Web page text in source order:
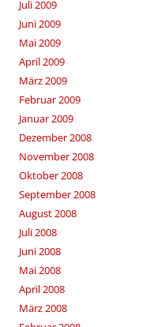
Juli 2009
Juni 2009
Mai 2009
April 2009
März 2009
Februar 2009
Januar 2009
Dezember 2008
November 2008
Oktober 2008
September 2008
August 2008
Juli 2008
Juni 2008
Mai 2008
April 2008
März 2008